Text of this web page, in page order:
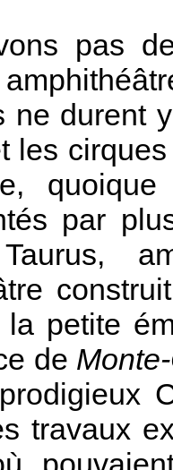
pas
ne durent
les
par
petite
de
travaux